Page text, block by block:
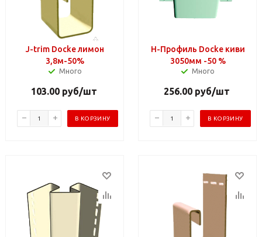
J-trim Docke лимон
3,8м-50%
Много
103.00руб/шт
В КОРЗИНУ
Н-Профиль Docke киви
3050мм -50 %
Много
256.00руб/шт
В КОРЗИНУ